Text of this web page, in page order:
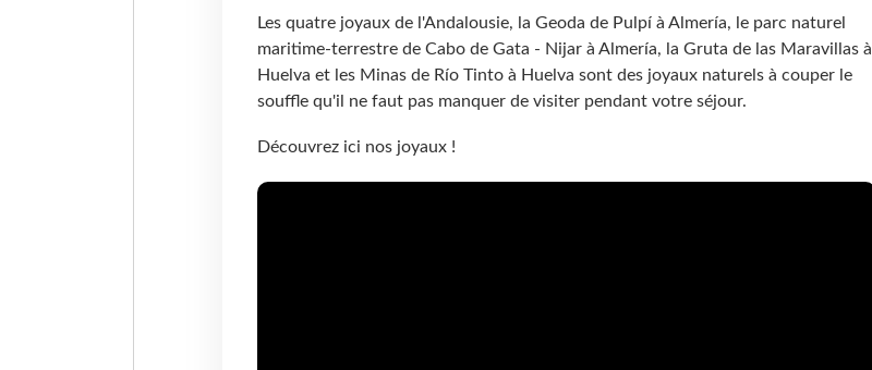
Les quatre joyaux de l'Andalousie, la Geoda de Pulpí à Almería, le parc naturel
maritime-terrestre de Cabo de Gata - Nijar à Almería, la Gruta de las Maravillas à
Huelva et les Minas de Río Tinto à Huelva sont des joyaux naturels à couper le
souffle qu'il ne faut pas manquer de visiter pendant votre séjour.
Découvrez ici nos joyaux !